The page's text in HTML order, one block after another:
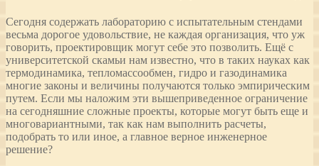
Сегодня содержать лабораторию с испытательным стендами
весьма дорогое удовольствие, не каждая организация, что уж
говорить, проектировщик могут себе это позволить. Ещё с
университетской скамьи нам известно, что в таких науках как
термодинамика, тепломассообмен, гидро и газодинамика
многие законы и величины получаются только эмпирическим
путем. Если мы наложим эти вышеприведенное ограничение
на сегодняшние сложные проекты, которые могут быть еще и
многовариантными, так как нам выполнить расчеты,
подобрать то или иное, а главное верное инженерное
решение?